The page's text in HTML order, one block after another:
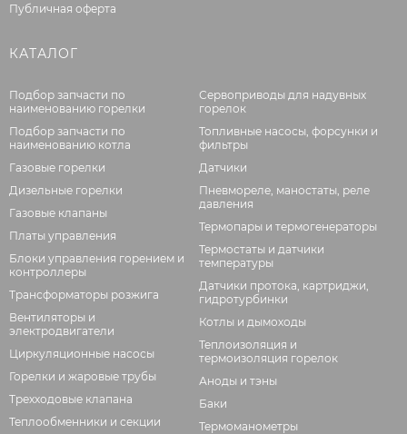
Публичная оферта
КАТАЛОГ
Подбор запчасти по
наименованию горелки
Подбор запчасти по
наименованию котла
Газовые горелки
Дизельные горелки
Газовые клапаны
Платы управления
Блоки управления горением и
контроллеры
Трансформаторы розжига
Вентиляторы и
электродвигатели
Циркуляционные насосы
Горелки и жаровые трубы
Трехходовые клапана
Теплообменники и секции
Сервоприводы для надувных
горелок
Топливные насосы, форсунки и
фильтры
Датчики
Пневмореле, маностаты, реле
давления
Термопары и термогенераторы
Термостаты и датчики
температуры
Датчики протока, картриджи,
гидротурбинки
Котлы и дымоходы
Теплоизоляция и
термоизоляция горелок
Аноды и тэны
Баки
Термоманометры